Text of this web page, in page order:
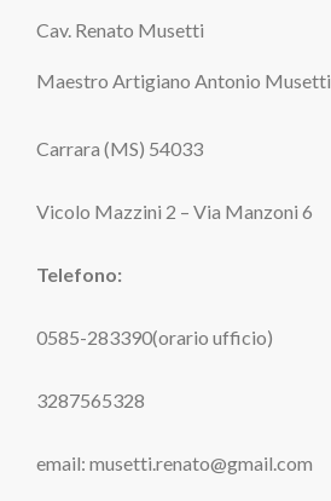
Cav. Renato Musetti
Maestro Artigiano Antonio Musetti
Carrara (MS) 54033
Vicolo Mazzini 2 – Via Manzoni 6
Telefono:
0585-283390(orario ufficio)
3287565328
email: musetti.renato@gmail.com